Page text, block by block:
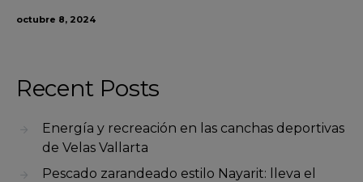
octubre 8, 2024
Recent Posts
Energía y recreación en las canchas deportivas
de Velas Vallarta
Pescado zarandeado estilo Nayarit: lleva el